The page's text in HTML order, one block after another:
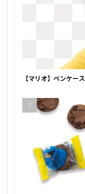
【マリオ】ペンケース